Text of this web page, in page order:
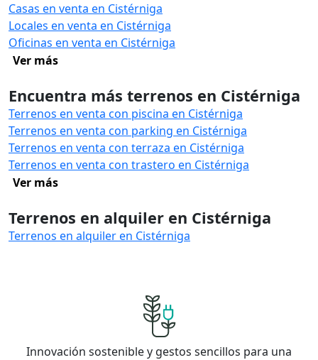
Casas en venta en Cistérniga
Locales en venta en Cistérniga
Oficinas en venta en Cistérniga
Ver más
Encuentra más terrenos en Cistérniga
Terrenos en venta con piscina en Cistérniga
Terrenos en venta con parking en Cistérniga
Terrenos en venta con terraza en Cistérniga
Terrenos en venta con trastero en Cistérniga
Ver más
Terrenos en alquiler en Cistérniga
Terrenos en alquiler en Cistérniga
Innovación sostenible y gestos sencillos para una